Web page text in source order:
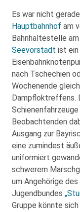
Es war nicht
Hauptbahnhof am
Bahnhaltestelle
Seevorstadt ist
nach Tschechien
Wochenende
Dampfloktreffens.
Beobachtenden
Ausgang zur
eine zumindest
uniformiert
schwerem
um Angehörige
Jugendbundes
Gruppe könnte